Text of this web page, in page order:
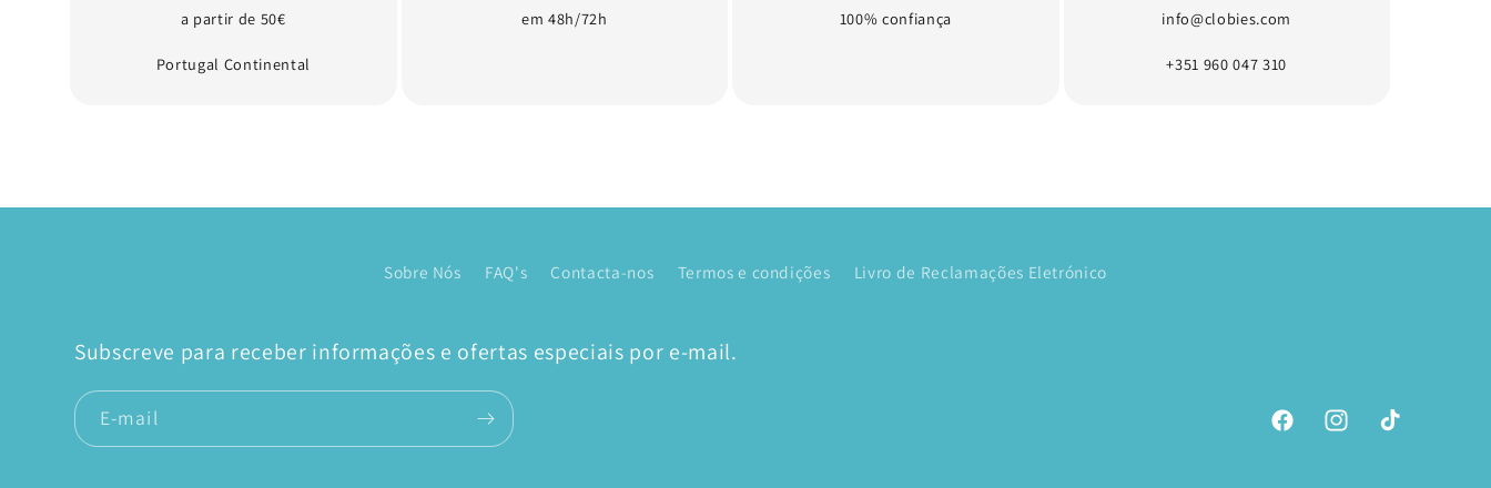
a partir de 50€
Portugal Continental
em 48h/72h 100% confiança info@clobies.com
+351 960 047 310
Sobre Nós FAQ's Contacta-nos Termos e condições Livro de Reclamações Eletrónico
Subscreve para receber informações e ofertas especiais por e-mail.
E-mail
FacebookInstagramTikTok